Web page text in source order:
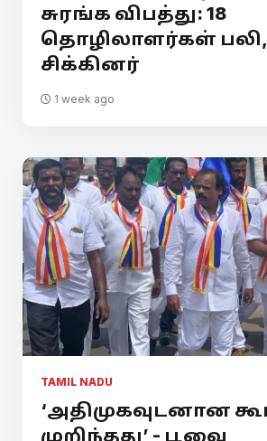
சுரங்க விபத்து: 18
தொழிலாளர்கள் பலி,
சிக்கினர்
1 week ago
TAMIL NADU
‘அதிமுகவுடனான
முறிந்தது’ - பூவை